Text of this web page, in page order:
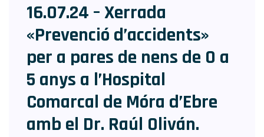
16.07.24 – Xerrada
«Prevenció d’accidents»
per a pares de nens de 0 a
5 anys a l’Hospital
Comarcal de Móra d’Ebre
amb el Dr. Raúl Oliván.